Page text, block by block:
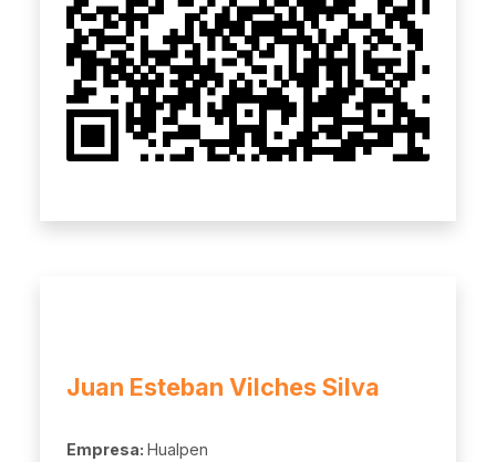
Juan Esteban Vilches Silva
Empresa: Hualpen